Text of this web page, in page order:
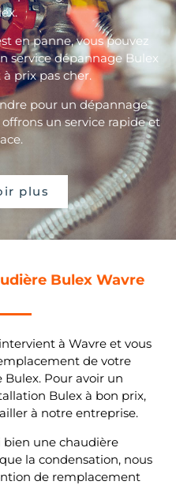
en panne, vous pouvez
service dépannage Bulex
prix pas cher.
pour un dépannage
un service rapide et
plus
Bulex Wavre
à Wavre et vous
de votre
Pour avoir un
Bulex à bon prix,
à notre entreprise.
bien une chaudière
la condensation, nous
de remplacement